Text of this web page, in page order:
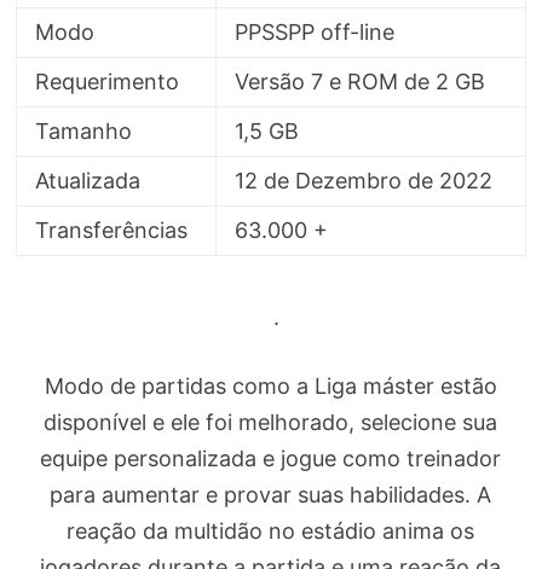
Modo
PPSSPP off-line
Requerimento
Versão 7 e ROM de 2 GB
Tamanho
1,5 GB
Atualizada
12 de Dezembro de 2022
Transferências
63.000 +
.
Modo de partidas como a Liga máster estão
disponível e ele foi melhorado, selecione sua
equipe personalizada e jogue como treinador
para aumentar e provar suas habilidades. A
reação da multidão no estádio anima os